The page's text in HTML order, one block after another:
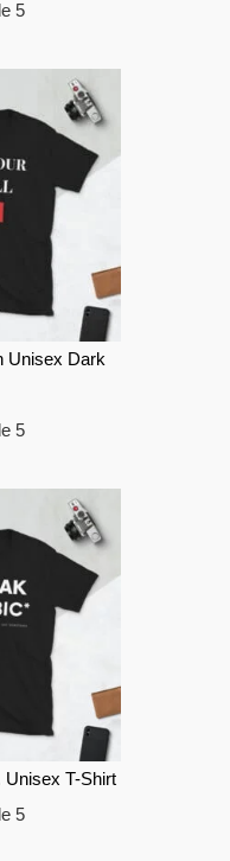
5
Unisex Dark
5
Unisex T-Shirt
5